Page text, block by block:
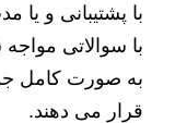
با پشتیبانی و
با سوالاتی مواجه
به صورت کامل
قرار می دهند.